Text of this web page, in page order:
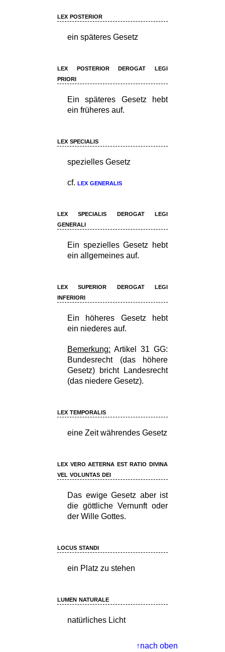
lex posterior
ein späteres Gesetz
lex posterior derogat legi
priori
Ein späteres Gesetz hebt
ein früheres auf.
lex specialis
spezielles Gesetz
cf. lex generalis
lex specialis derogat legi
generali
Ein spezielles Gesetz hebt
ein allgemeines auf.
lex superior derogat legi
inferiori
Ein höheres Gesetz hebt
ein niederes auf.
Bemerkung: Artikel 31 GG:
Bundesrecht (das höhere
Gesetz) bricht Landesrecht
(das niedere Gesetz).
lex temporalis
eine Zeit währendes Gesetz
lex vero aeterna est ratio divina
vel voluntas dei
Das ewige Gesetz aber ist
die göttliche Vernunft oder
der Wille Gottes.
locus standi
ein Platz zu stehen
lumen naturale
natürliches Licht
nach oben